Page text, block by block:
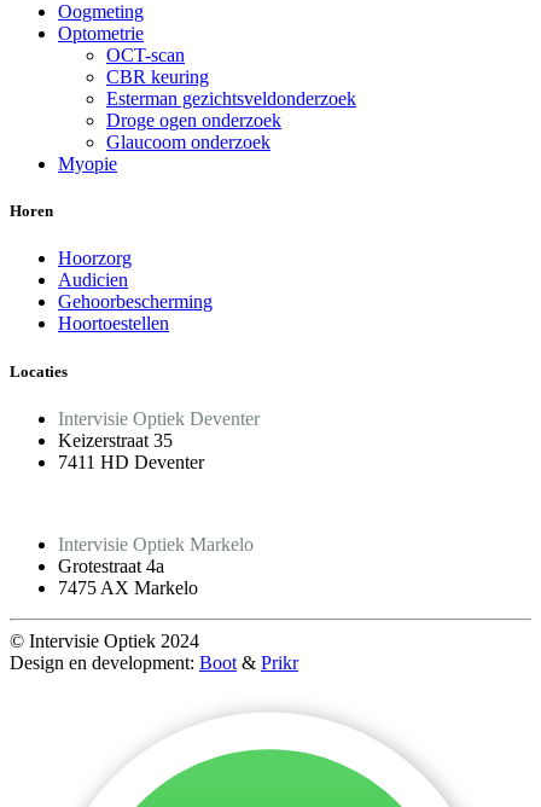
Oogmeting
Optometrie
OCT-scan
CBR keuring
Esterman gezichtsveldonderzoek
Droge ogen onderzoek
Glaucoom onderzoek
Myopie
Horen
Hoorzorg
Audicien
Gehoorbescherming
Hoortoestellen
Locaties
Intervisie Optiek Deventer
Keizerstraat 35
7411 HD Deventer
Intervisie Optiek Markelo
Grotestraat 4a
7475 AX Markelo
© Intervisie Optiek 2024
Design en development: Boot & Prikr